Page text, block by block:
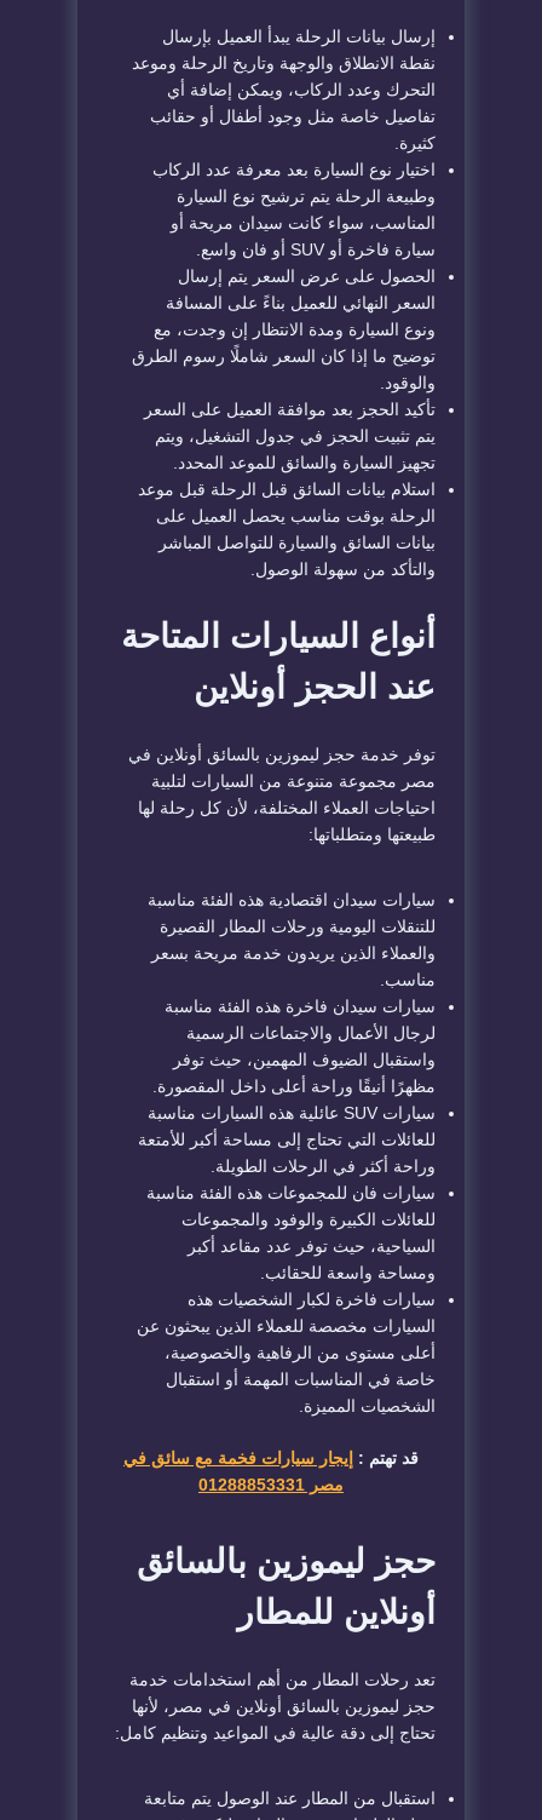
إرسال بيانات الرحلة يبدأ العميل بإرسال
نقطة الانطلاق والوجهة وتاريخ الرحلة وموعد
التحرك وعدد الركاب، ويمكن إضافة أي
تفاصيل خاصة مثل وجود أطفال أو حقائب
كثيرة.
اختيار نوع السيارة بعد معرفة عدد الركاب
وطبيعة الرحلة يتم ترشيح نوع السيارة
المناسب، سواء كانت سيدان مريحة أو
سيارة فاخرة أو SUV أو فان واسع.
الحصول على عرض السعر يتم إرسال
السعر النهائي للعميل بناءً على المسافة
ونوع السيارة ومدة الانتظار إن وجدت، مع
توضيح ما إذا كان السعر شاملًا رسوم الطرق
والوقود.
تأكيد الحجز بعد موافقة العميل على السعر
يتم تثبيت الحجز في جدول التشغيل، ويتم
تجهيز السيارة والسائق للموعد المحدد.
استلام بيانات السائق قبل الرحلة قبل موعد
الرحلة بوقت مناسب يحصل العميل على
بيانات السائق والسيارة للتواصل المباشر
والتأكد من سهولة الوصول.
أنواع السيارات المتاحة
عند الحجز أونلاين
توفر خدمة حجز ليموزين بالسائق أونلاين في
مصر مجموعة متنوعة من السيارات لتلبية
احتياجات العملاء المختلفة، لأن كل رحلة لها
طبيعتها ومتطلباتها:
سيارات سيدان اقتصادية هذه الفئة مناسبة
للتنقلات اليومية ورحلات المطار القصيرة
والعملاء الذين يريدون خدمة مريحة بسعر
مناسب.
سيارات سيدان فاخرة هذه الفئة مناسبة
لرجال الأعمال والاجتماعات الرسمية
واستقبال الضيوف المهمين، حيث توفر
مظهرًا أنيقًا وراحة أعلى داخل المقصورة.
سيارات SUV عائلية هذه السيارات مناسبة
للعائلات التي تحتاج إلى مساحة أكبر للأمتعة
وراحة أكثر في الرحلات الطويلة.
سيارات فان للمجموعات هذه الفئة مناسبة
للعائلات الكبيرة والوفود والمجموعات
السياحية، حيث توفر عدد مقاعد أكبر
ومساحة واسعة للحقائب.
سيارات فاخرة لكبار الشخصيات هذه
السيارات مخصصة للعملاء الذين يبحثون عن
أعلى مستوى من الرفاهية والخصوصية،
خاصة في المناسبات المهمة أو استقبال
الشخصيات المميزة.
قد تهتم : إيجار سيارات فخمة مع سائق في
مصر 01288853331
حجز ليموزين بالسائق
أونلاين للمطار
تعد رحلات المطار من أهم استخدامات خدمة
حجز ليموزين بالسائق أونلاين في مصر، لأنها
تحتاج إلى دقة عالية في المواعيد وتنظيم كامل:
استقبال من المطار عند الوصول يتم متابعة